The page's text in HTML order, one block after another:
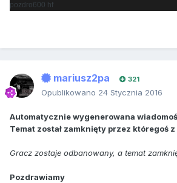
pozdro600 hf
mariusz2pa 321
Opublikowano 24 Stycznia 2016
Automatycznie wygenerowana
Temat został zamknięty przez któregoś
Gracz zostaje odbanowany, a temat
Pozdrawiamy